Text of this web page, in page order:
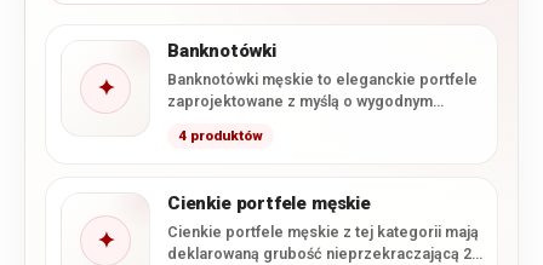
✦
Banknotówki
Banknotówki męskie to eleganckie portfele
zaprojektowane z myślą o wygodnym
najważniejszych dokumentów.…
4 produktów
✦
Cienkie portfele męskie
Cienkie portfele męskie z tej kategorii mają
deklarowaną grubość nieprzekraczającą 2